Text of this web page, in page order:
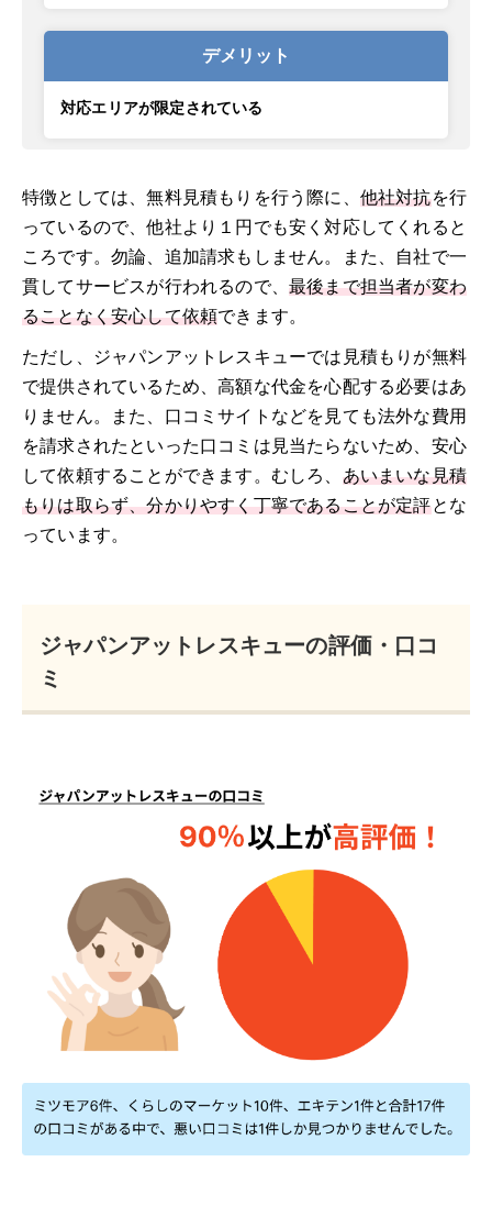
デメリット
対応エリアが限定されている
特徴としては、無料見積もりを行う際に、 他社対抗を行
っているので、他社より１円でも安く対応してくれると
ころです。勿論、追加請求もしません。また、自社で一
貫してサービスが行われるので、 最後まで担当者が変わ
ることなく安心して依頼できます。
ただし、ジャパンアットレスキューでは見積もりが無料
で提供されているため、高額な代金を心配する必要はあ
りません。また、口コミサイトなどを見ても法外な費用
を請求されたといった口コミは見当たらないため、安心
して依頼することができます。むしろ、 あいまいな見積
もりは取らず、分かりやすく丁寧であることが定評とな
っています。
ジャパンアットレスキューの評価・口コ
ミ